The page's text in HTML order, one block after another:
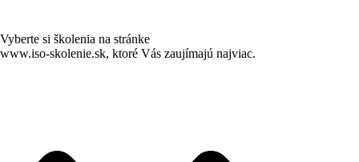
Vyberte si školenia na stránke
www.iso-skolenie.sk, ktoré Vás zaujímajú najviac.